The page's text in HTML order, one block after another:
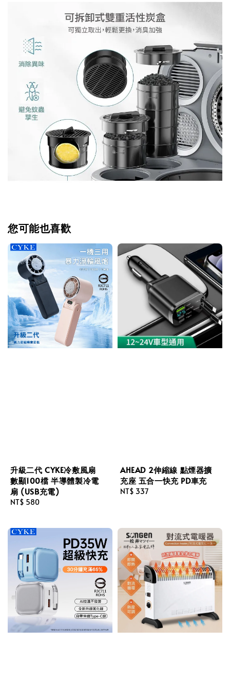
您可能也喜歡
升級二代 CYKE冷敷風扇
數顯100檔 半導體製冷電
扇 (USB充電)
Regular
NT$ 580
AHEAD 2伸縮線 點煙器擴
充座 五合一快充 PD車充
Regular
NT$ 337